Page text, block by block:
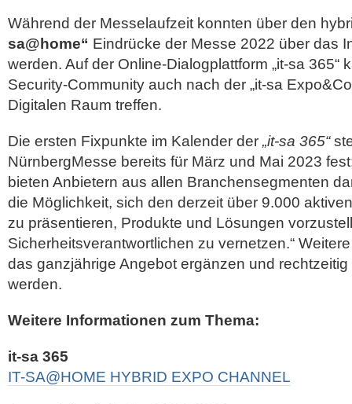
Während der Messelaufzeit konnten über den
sa@home“ Eindrücke der Messe 2022 über das
werden. Auf der Online-Dialogplattform „it-sa 365“
Security-Community auch nach der „it-sa
Digitalen Raum treffen.
Die ersten Fixpunkte im Kalender der „it-sa 365“
NürnbergMesse bereits für März und Mai 2023
bieten Anbietern aus allen Branchensegmenten
die Möglichkeit, sich den derzeit über 9.000
zu präsentieren, Produkte und Lösungen
Sicherheitsverantwortlichen zu vernetzen.“
das ganzjährige Angebot ergänzen und
werden.
Weitere Informationen zum Thema:
it-sa 365
IT-SA@HOME HYBRID EXPO CHANNEL